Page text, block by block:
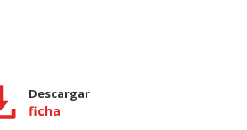
Descargar
ficha